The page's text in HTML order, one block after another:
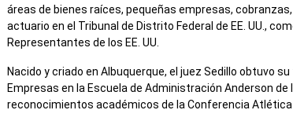
áreas de bienes raíces, pequeñas empresas,
actuario en el Tribunal de Distrito Federal de EE. UU.,
Representantes de los EE. UU.
Nacido y criado en Albuquerque, el juez Sedillo obtuvo
Empresas en la Escuela de Administración Anderson
reconocimientos académicos de la Conferencia Atlética